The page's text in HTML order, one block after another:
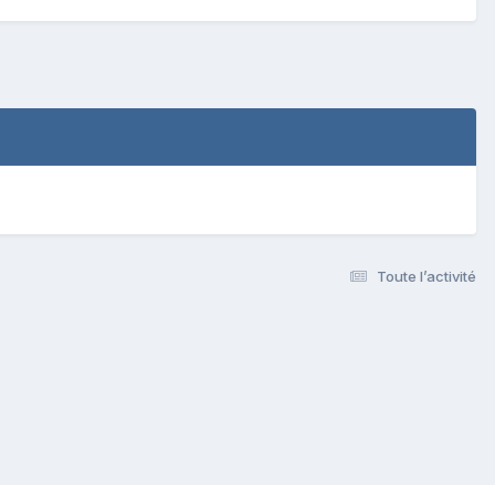
Toute l’activité